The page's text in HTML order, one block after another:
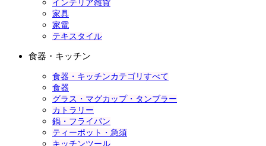
インテリア雑貨
家具
家電
テキスタイル
食器・キッチン
食器・キッチンカテゴリすべて
食器
グラス・マグカップ・タンブラー
カトラリー
鍋・フライパン
ティーポット・急須
キッチンツール